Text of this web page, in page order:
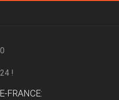
!
FRANCE: